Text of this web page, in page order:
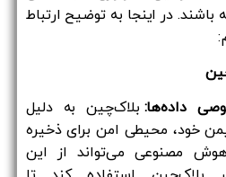
در اینجا به توضیح ارتباط
داده‌ها: بلاک‌چین به دلیل
خود، محیطی امن برای ذخیره
مصنوعی می‌تواند از این